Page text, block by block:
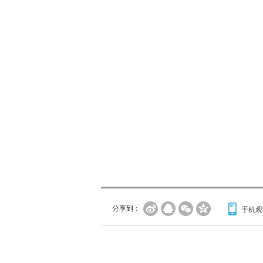
分享到： 手机